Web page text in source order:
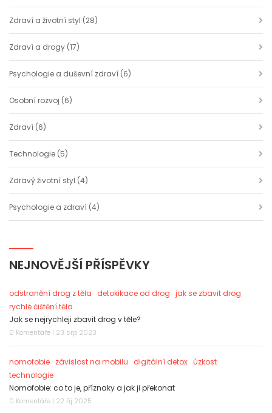
Zdraví a životní styl (28)
Zdraví a drogy (17)
Psychologie a duševní zdraví (6)
Osobní rozvoj (6)
Zdraví (6)
Technologie (5)
Zdravý životní styl (4)
Psychologie a zdraví (4)
NEJNOVĚJŠÍ PŘÍSPĚVKY
odstranění drog z těla detokikace od drog jak se zbavit drog
rychlé čištění těla
Jak se nejrychleji zbavit drog v těle?
0 Komentáře | 23 srp 2023
nomofobie závislost na mobilu digitální detox úzkost
technologie
Nomofobie: co to je, příznaky a jak ji překonat
0 Komentáře | 22 říj 2025